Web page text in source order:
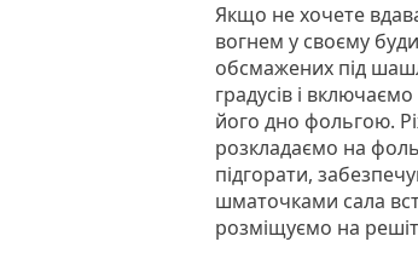
Якщо не хочете
вогнем у своєму
обсмажених під
градусів і
його дно фольгою.
розкладаємо на
підгорати,
шматочками сала
розміщуємо на